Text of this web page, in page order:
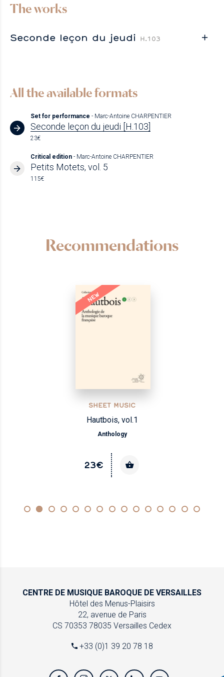
The works
Seconde leçon du jeudi H.103
All the available formats
Set for performance - Marc-Antoine CHARPENTIER
Seconde leçon du jeudi [H.103]
23€
Critical edition - Marc-Antoine CHARPENTIER
Petits Motets, vol. 5
115€
Recommendations
NEW
SHEET MUSIC
Hautbois, vol.1
Anthology
23€
CENTRE DE MUSIQUE BAROQUE DE VERSAILLES
Hôtel des Menus-Plaisirs
22, avenue de Paris
CS 70353 78035 Versailles Cedex
+33 (0)1 39 20 78 18